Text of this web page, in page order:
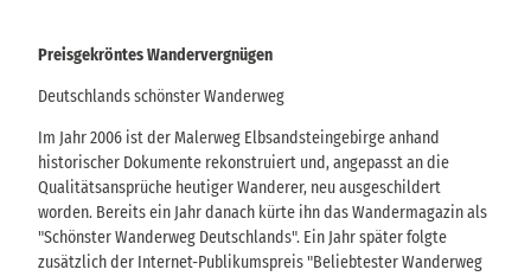
Preisgekröntes Wandervergnügen
Deutschlands schönster Wanderweg
Im Jahr 2006 ist der Malerweg Elbsandsteingebirge anhand
historischer Dokumente rekonstruiert und, angepasst an die
Qualitätsansprüche heutiger Wanderer, neu ausgeschildert
worden. Bereits ein Jahr danach kürte ihn das Wandermagazin als
"Schönster Wanderweg Deutschlands". Ein Jahr später folgte
zusätzlich der Internet-Publikumspreis "Beliebtester Wanderweg